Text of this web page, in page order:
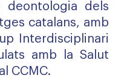
deontologia dels
catalans, amb
Interdisciplinari
amb la Salut
CCMC.